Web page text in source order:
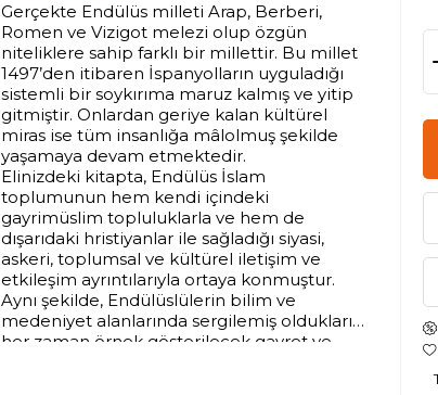
Gerçekte Endülüs milleti Arap, Berberi,
Romen ve Vizigot melezi olup özgün
niteliklere sahip farklı bir millettir. Bu millet
1497’den itibaren İspanyolların uyguladığı
sistemli bir soykırıma maruz kalmış ve yitip
gitmiştir. Onlardan geriye kalan kültürel
miras ise tüm insanlığa mâlolmuş şekilde
yaşamaya devam etmektedir.
Elinizdeki kitapta, Endülüs İslam
toplumunun hem kendi içindeki
gayrimüslim topluluklarla ve hem de
dışarıdaki hristiyanlar ile sağladığı siyasi,
askeri, toplumsal ve kültürel iletişim ve
etkileşim ayrıntılarıyla ortaya konmuştur.
Aynı şekilde, Endülüslülerin bilim ve
medeniyet alanlarında sergilemiş oldukları
her zaman örnek gösterilecek gayret ve